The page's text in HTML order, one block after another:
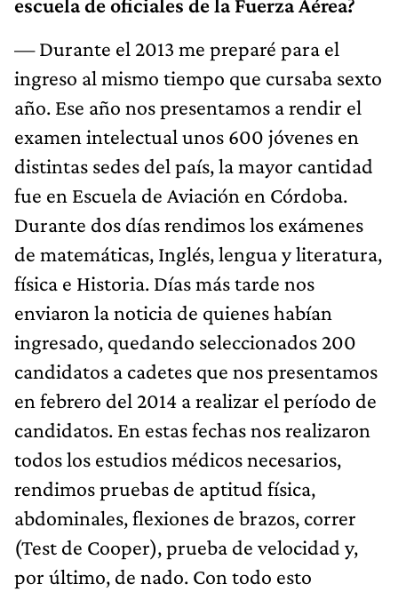
— Durante el 2013 me preparé para el
ingreso al mismo tiempo que cursaba sexto
año. Ese año nos presentamos a rendir el
examen intelectual unos 600 jóvenes en
distintas sedes del país, la mayor cantidad
fue en Escuela de Aviación en Córdoba.
Durante dos días rendimos los exámenes
de matemáticas, Inglés, lengua y literatura,
física e Historia. Días más tarde nos
enviaron la noticia de quienes habían
ingresado, quedando seleccionados 200
candidatos a cadetes que nos presentamos
en febrero del 2014 a realizar el período de
candidatos. En estas fechas nos realizaron
todos los estudios médicos necesarios,
rendimos pruebas de aptitud física,
abdominales, flexiones de brazos, correr
(Test de Cooper), prueba de velocidad y,
por último, de nado. Con todo esto